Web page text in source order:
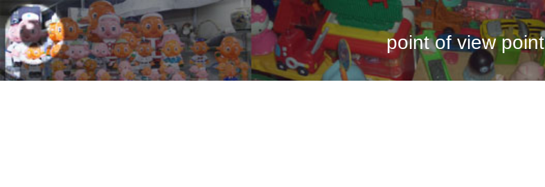
point of view point